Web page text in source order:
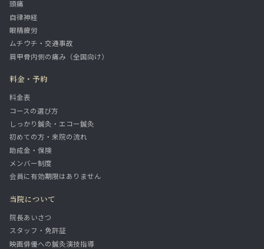
頭痛
自律神経
眼精疲労
ムチウチ・交通事故
肩甲骨内側の痛み（全国向け）
料金・予約
料金表
コースの選び方
しっかり鍼灸・エコー鍼灸
初めての方・来院の流れ
助成金・保険
メンバー制度
会員に有効期限はありません
当院について
院長あいさつ
スタッフ・免許証
映画俳優への鍼灸演技指導